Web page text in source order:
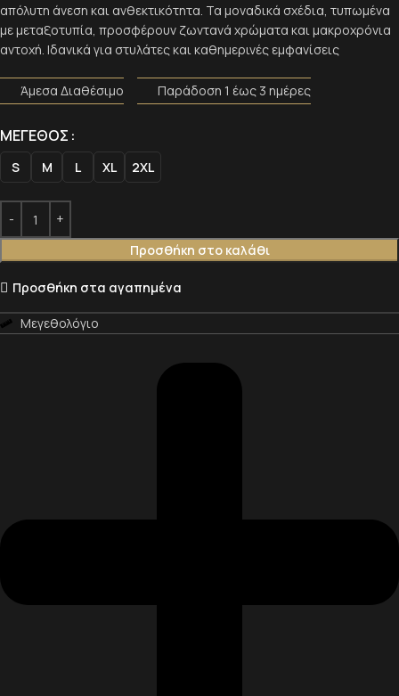
απόλυτη άνεση και ανθεκτικότητα. Τα μοναδικά σχέδια, τυπωμένα
με μεταξοτυπία, προσφέρουν ζωντανά χρώματα και μακροχρόνια
αντοχή. Ιδανικά για στυλάτες και καθημερινές εμφανίσεις
Άμεσα Διαθέσιμο Παράδοση 1 έως 3 ημέρες
ΜΈΓΕΘΟΣ
S M L XL 2XL
Προσθήκη στο καλάθι
Προσθήκη στα αγαπημένα
Μεγεθολόγιο